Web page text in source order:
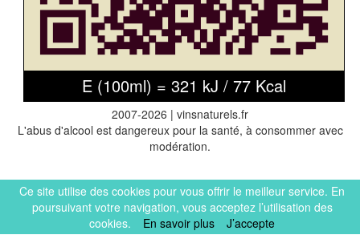
E (100ml) = 321 kJ / 77 Kcal
2007-2026 | vinsnaturels.fr
L'abus d'alcool est dangereux pour la santé, à consommer avec
modération.
Ce site utilise des cookies pour vous offrir le meilleur service. En
poursuivant votre navigation, vous acceptez l’utilisation des
cookies.
En savoir plus J’accepte